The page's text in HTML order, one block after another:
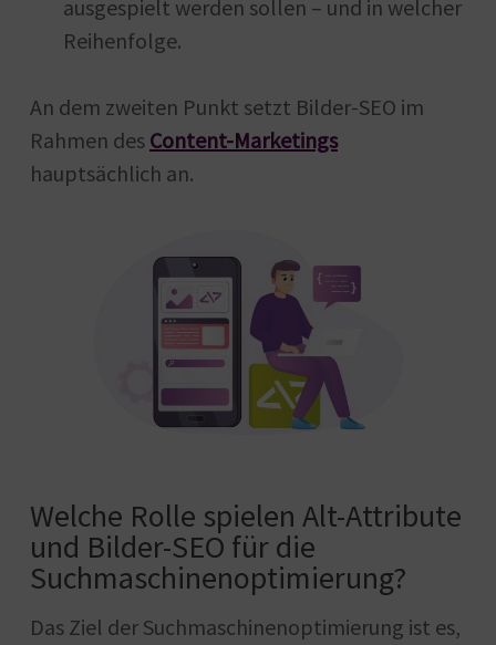
ausgespielt werden sollen – und in welcher
Reihenfolge.
An dem zweiten Punkt setzt Bilder-SEO im
Rahmen des Content-Marketings
hauptsächlich an.
Welche Rolle spielen Alt-Attribute
und Bilder-SEO für die
Suchmaschinenoptimierung?
Das Ziel der Suchmaschinenoptimierung ist es,